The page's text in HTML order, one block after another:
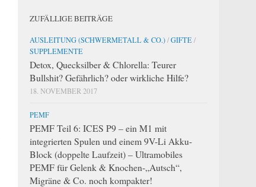
ZUFÄLLIGE BEITRÄGE
AUSLEITUNG (SCHWERMETALL & CO.)/GIFTE/
SUPPLEMENTE
Detox, Quecksilber & Chlorella: Teurer
Bullshit? Gefährlich? oder wirkliche Hilfe?
18. NOVEMBER 2017
PEMF
PEMF Teil 6: ICES P9 – ein M1 mit
integrierten Spulen und einem 9V-Li Akku-
Block (doppelte Laufzeit) – Ultramobiles
PEMF für Gelenk & Knochen-„Autsch“,
Migräne & Co. noch kompakter!